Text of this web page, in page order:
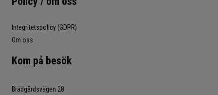
Integritetspolicy (GDPR)
Om oss
Kom på besök
Brädgårdsvägen 28